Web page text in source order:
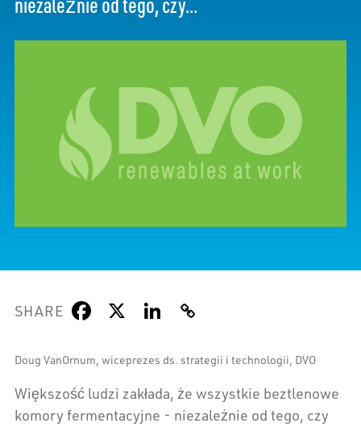
SHARE
Doug VanOrnum, wiceprezes ds. strategii i technologii, DVO
Większość ludzi zakłada, że wszystkie beztlenowe
komory fermentacyjne - niezależnie od tego, czy